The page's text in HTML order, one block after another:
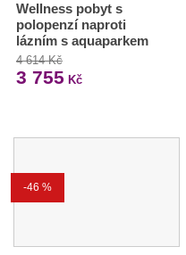
Wellness pobyt s
polopenzí naproti
lázním s aquaparkem
4 614 Kč
3 755 Kč
-46 %